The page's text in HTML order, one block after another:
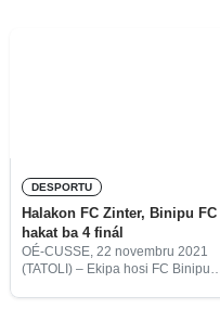
DESPORTU
Halakon FC Zinter, Binipu FC
hakat ba 4 finál
OÉ-CUSSE, 22 novembru 2021
(TATOLI) – Ekipa hosi FC Binipu